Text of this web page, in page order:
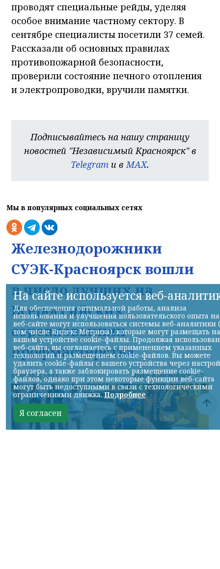
проводят специальные рейды, уделяя
особое внимание частному сектору. В
сентябре специалисты посетили 37 семей.
Рассказали об основных правилах
противопожарной безопасности,
проверили состояние печного отопления
и электропроводки, вручили памятки.
Подписывайтесь на нашу страницу
новостей "Независимый Красноярск" в
Telegram и в MAX.
Мы в популярных социальных сетях
Железнодорожники
СУЭК-Красноярск вошли
в число лучших на
Всероссийских
соревнованиях
профмастерства
07.08.2026 22:13 НИА-Красноярск
На сайте используется веб-
Для обеспечения оптимальной работы, анализа
использования и улучшения пользовательского опыта на
веб-сайте могут использоваться системы веб-аналитики
том числе Яндекс.Метрика), которые могут размещать на
вашем устройстве cookie-файлы. Продолжая
веб-сайта, вы соглашаетесь с применением указанных
технологий и размещением cookie-файлов. Вы можете
удалить cookie-файлы с вашего устройства через
браузера, а также заблокировать размещение cookie-
файлов, однако при этом некоторые функции веб-сайта
могут быть недоступными в связи с технологическими
ограничениями движка.Подробнее
Я согласен